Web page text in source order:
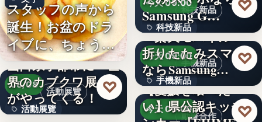
スタッフの声から
誕生！お盆のドラ
イブに、ちょうど
いい。「…
活動展覽
08/08
活動展覽
山口県宇部市に『世
界のカブクワ展』
がやってくる！
♡
令和8年熊本地震へ
科技新品
今天 09:00
科技新品
文字
Samsung G…
♡
手機新品
今天 09:00
手機新品
4.1
＜楽天モバイル＞
折りたたみスマホ
ならSamsung…
♡
動畫合作
今天 09:00
【愛媛を喰べた
い】県公認キッチ♡